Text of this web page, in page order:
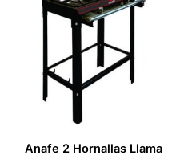
Anafe 2 Hornallas Llama